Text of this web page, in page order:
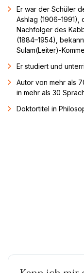
Er war der Schüler
Ashlag
Nachfolger des
(1884–1954),
Sulam(Leiter)-
Er studiert und
Autor von mehr als
in mehr als 30
Doktortitel in